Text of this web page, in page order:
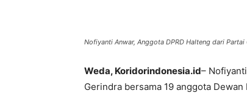
Nofiyanti Anwar, Anggota DPRD Halteng dari
Weda, Koridorindonesia.id–
Gerindra bersama 19 anggota